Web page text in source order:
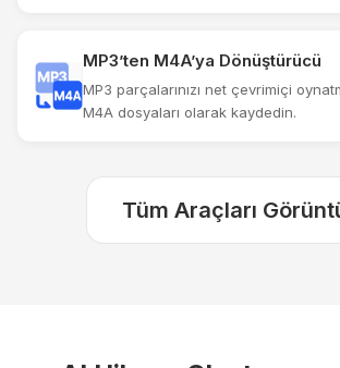
MP3’ten M4A’ya Dönüştürücü
MP3 parçalarınızı net çevrimiçi
M4A dosyaları olarak kaydedin.
Tüm Araçları